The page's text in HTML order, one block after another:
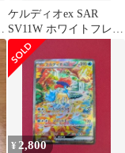
ケルディオex SAR
SV11W ホワイトフレア
169/086
¥ 2,800